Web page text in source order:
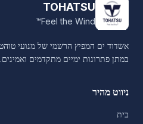
TOHATSU
Feel the Wind™
במתן פתרונות ימיים מתקדמים ואמינים.
ניווט מהיר
בית